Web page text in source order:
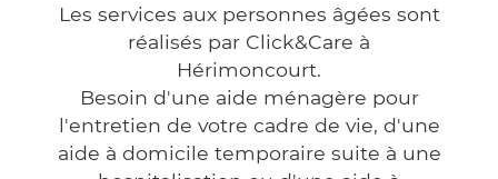
Les services aux personnes âgées sont
réalisés par Click&Care à
Hérimoncourt.
Besoin d'une aide ménagère pour
l'entretien de votre cadre de vie, d'une
aide à domicile temporaire suite à une